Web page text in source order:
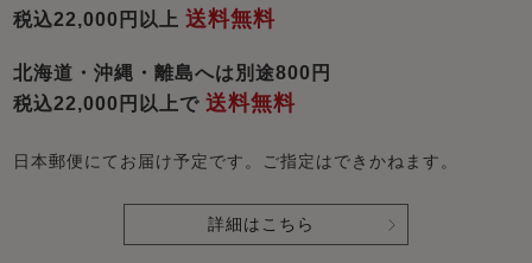
税込22,000円以上送料無料
北海道・沖縄・離島へは別途800円
税込22,000円以上で送料無料
日本郵便にてお届け予定です。ご指定はできかねます。
詳細はこちら